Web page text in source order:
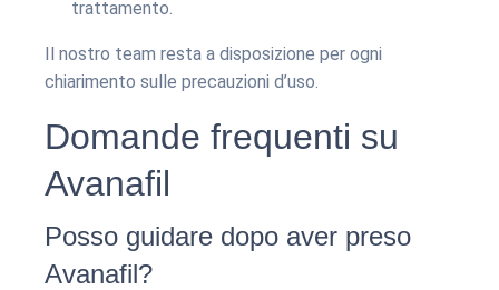
trattamento.
Il nostro team resta a disposizione per ogni
chiarimento sulle precauzioni d’uso.
Domande frequenti su
Avanafil
Posso guidare dopo aver preso
Avanafil?